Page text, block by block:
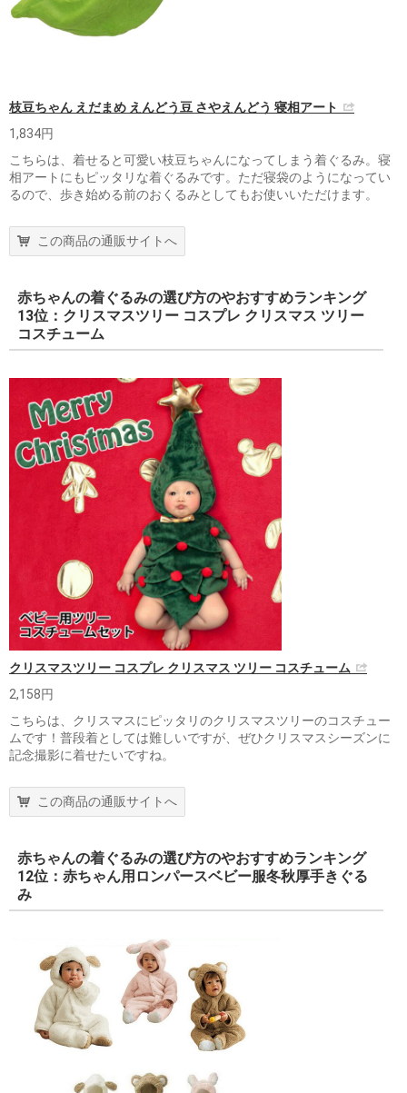
枝豆ちゃん えだまめ えんどう豆 さやえんどう 寝相アート
1,834円
こちらは、着せると可愛い枝豆ちゃんになってしまう着ぐるみ。寝
相アートにもピッタリな着ぐるみです。ただ寝袋のようになってい
るので、歩き始める前のおくるみとしてもお使いいただけます。
この商品の通販サイトへ
赤ちゃんの着ぐるみの選び方のやおすすめランキング
13位：クリスマスツリー コスプレ クリスマス ツリー
コスチューム
クリスマスツリー コスプレ クリスマス ツリー コスチューム
2,158円
こちらは、クリスマスにピッタリのクリスマスツリーのコスチュー
ムです！普段着としては難しいですが、ぜひクリスマスシーズンに
記念撮影に着せたいですね。
この商品の通販サイトへ
赤ちゃんの着ぐるみの選び方のやおすすめランキング
12位：赤ちゃん用ロンパースベビー服冬秋厚手きぐる
み